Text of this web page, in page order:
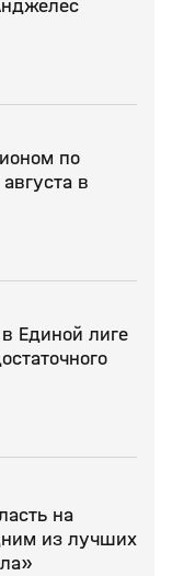
по
в
Единой лиге
на
из лучших